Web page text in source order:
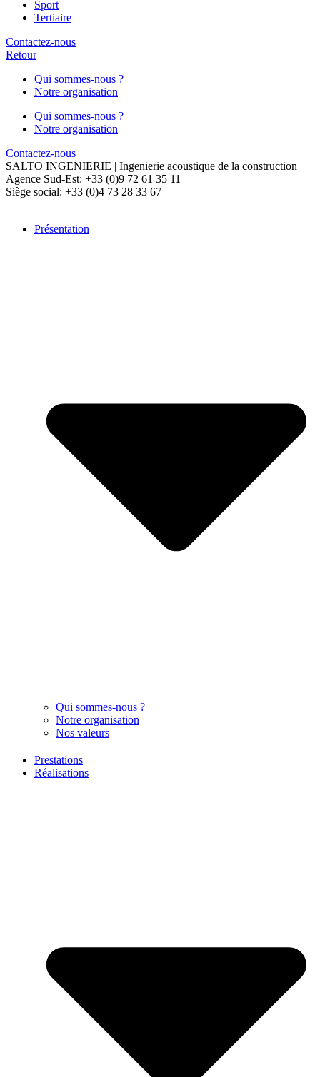
Sport
Tertiaire
Contactez-nous
Retour
Qui sommes-nous ?
Notre organisation
Qui sommes-nous ?
Notre organisation
Contactez-nous
SALTO INGENIERIE | Ingenierie acoustique de la construction
Agence Sud-Est: +33 (0)9 72 61 35 11
Siège social: +33 (0)4 73 28 33 67
Présentation
Qui sommes-nous ?
Notre organisation
Nos valeurs
Prestations
Réalisations